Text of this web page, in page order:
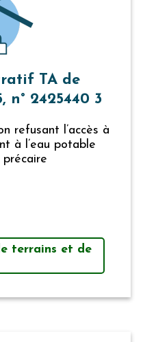
TA de
n° 2425440 3
refusant l’accès à
à l’eau potable
terrains et de